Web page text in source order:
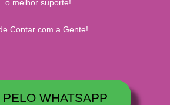
o melhor suporte!
Contar com a Gente!
PELO WHATSAPP